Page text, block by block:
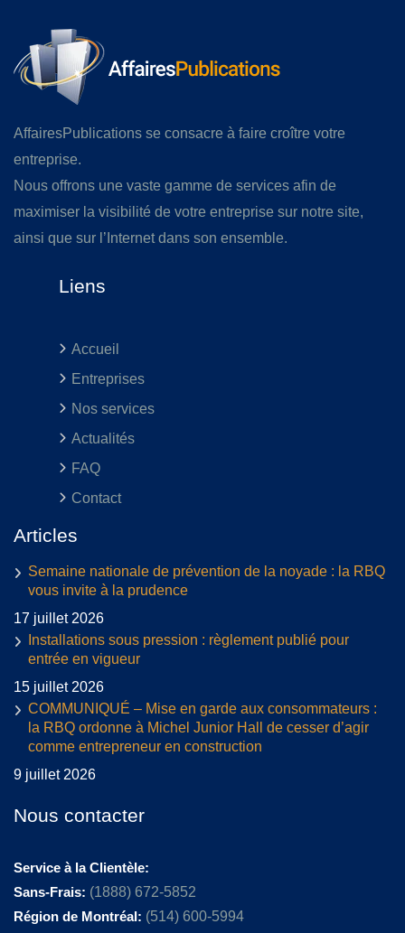
AffairesPublications se consacre à faire croître votre
entreprise.
Nous offrons une vaste gamme de services afin de
maximiser la visibilité de votre entreprise sur notre site,
ainsi que sur l’Internet dans son ensemble.
Liens
Accueil
Entreprises
Nos services
Actualités
FAQ
Contact
Articles
Semaine nationale de prévention de la noyade : la RBQ
vous invite à la prudence
17 juillet 2026
Installations sous pression : règlement publié pour
entrée en vigueur
15 juillet 2026
COMMUNIQUÉ – Mise en garde aux consommateurs :
la RBQ ordonne à Michel Junior Hall de cesser d’agir
comme entrepreneur en construction
9 juillet 2026
Nous contacter
Service à la Clientèle:
Sans-Frais: (1888) 672-5852
Région de Montréal: (514) 600-5994